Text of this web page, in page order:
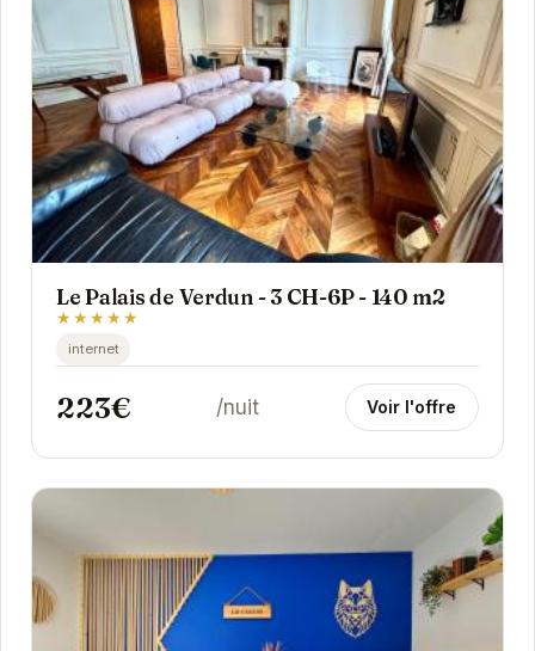
Le Palais de Verdun - 3 CH-6P - 140 m2
★★★★★
internet
223€ /nuit Voir l'offre